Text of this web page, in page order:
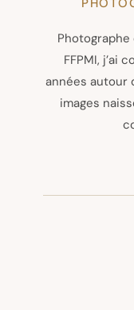
FFPMI, j’ai
années autour
images